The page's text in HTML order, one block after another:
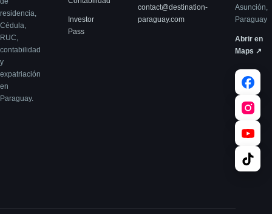
residencia,
Cédula,
RUC,
contabilidad
y
expatriación
en
Paraguay.
Investor
Pass
contact@destination-
paraguay.com
Asunción,
Paraguay
Abrir en
Maps ↗